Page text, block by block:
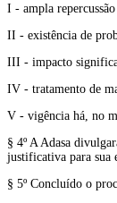
I - ampla
II - existência de
III - impacto
IV - tratamento de
V - vigência há, no
§ 4º A Adasa
justificativa para sua
§ 5º Concluído o